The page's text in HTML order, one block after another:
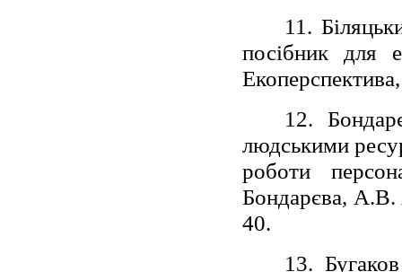
11.
посібник для
12.
людськими
роботи
Бондарєва, А.В.
40.
13.